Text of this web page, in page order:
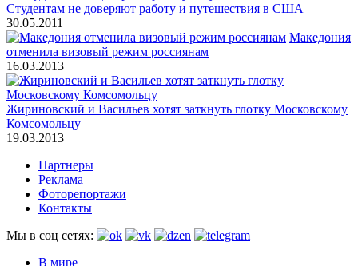
Студентам не доверяют работу и путешествия в США
30.05.2011
Македония
отменила визовый режим россиянам
16.03.2013
Жириновский и Васильев хотят заткнуть глотку Московскому
Комсомольцу
19.03.2013
Партнеры
Реклама
Фоторепортажи
Контакты
Мы в соц сетях:
В мире